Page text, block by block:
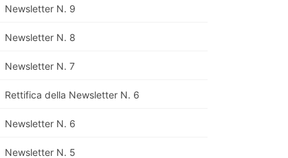
Newsletter N. 9
Newsletter N. 8
Newsletter N. 7
Rettifica della Newsletter N. 6
Newsletter N. 6
Newsletter N. 5